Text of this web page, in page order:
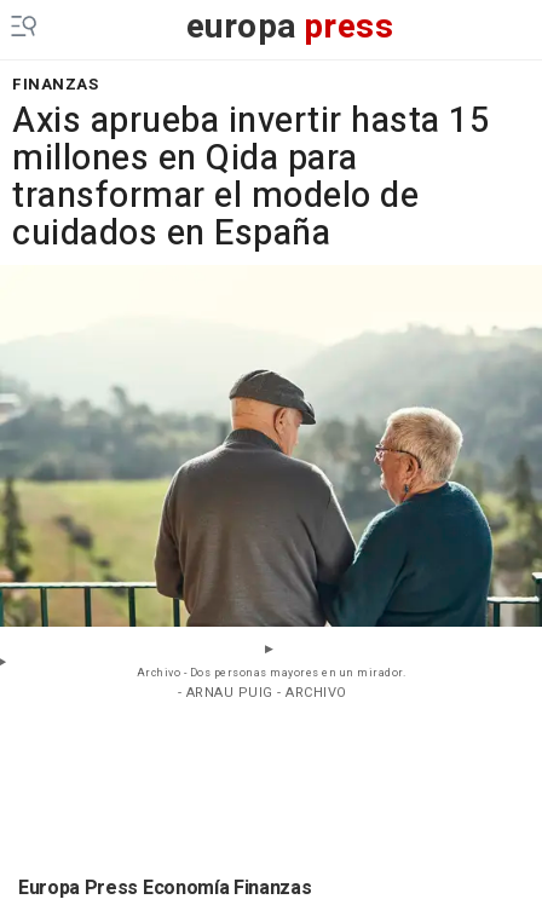
europa press
FINANZAS
Axis aprueba invertir hasta 15
millones en Qida para
transformar el modelo de
cuidados en España
Archivo - Dos personas mayores en un mirador.
- ARNAU PUIG - ARCHIVO
Europa Press Economía Finanzas